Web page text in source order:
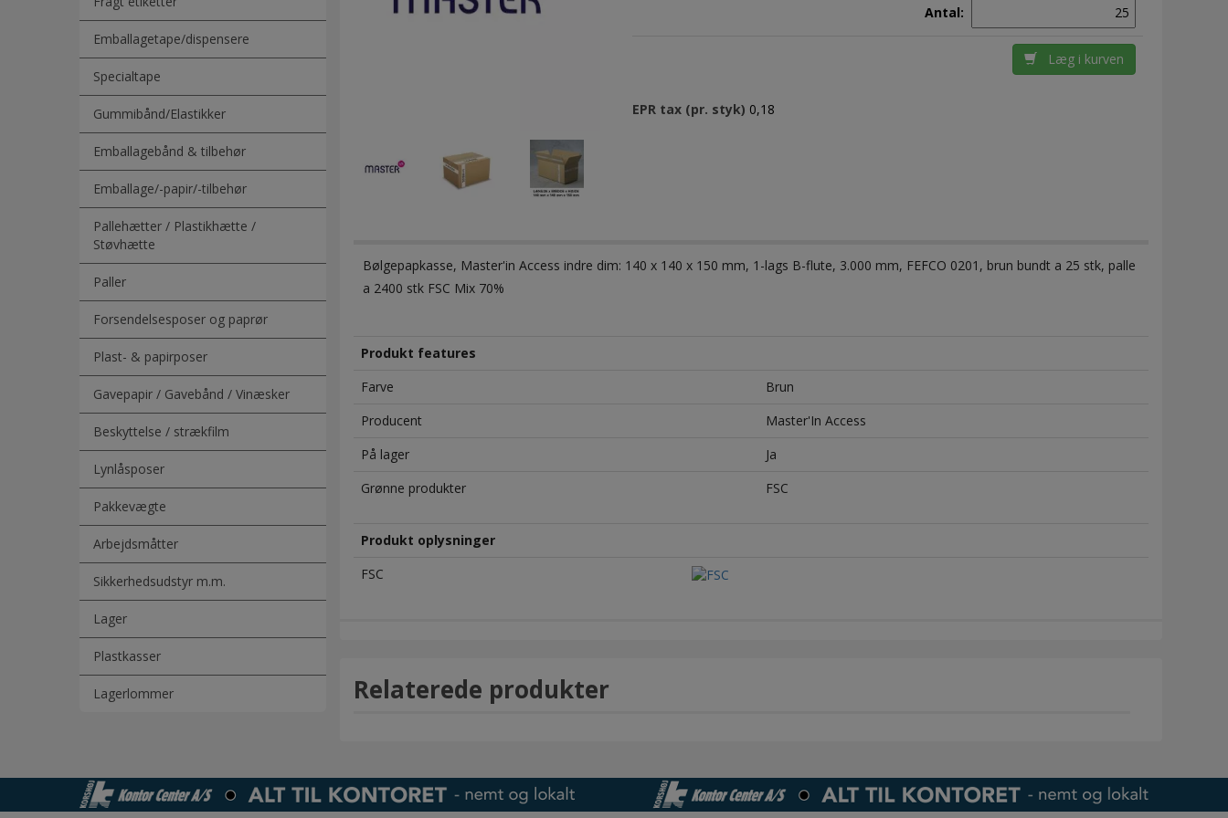
Emballagetape/dispensere
Specialtape
Gummibånd/Elastikker
Emballagebånd & tilbehør
Emballage/-papir/-tilbehør
Pallehætter / Plastikhætte /
Støvhætte
Paller
Forsendelsesposer og paprør
Plast- & papirposer
Gavepapir / Gavebånd / Vinæsker
Beskyttelse / strækfilm
Lynlåsposer
Pakkevægte
Arbejdsmåtter
Sikkerhedsudstyr m.m.
Lager
Plastkasser
Lagerlommer
Antal:
Læg i kurven
EPR tax (pr. styk) 0,18
Bølgepapkasse, Master'in Access indre dim: 140 x 140 x 150 mm, 1-lags B-flute, 3.000 mm, FEFCO 0201, brun bundt a 25 stk, palle
a 2400 stk FSC Mix 70%
Produkt features
Farve
Brun
Producent
Master'In Access
På lager
Ja
Grønne produkter
FSC
Produkt oplysninger
FSC
Relaterede produkter